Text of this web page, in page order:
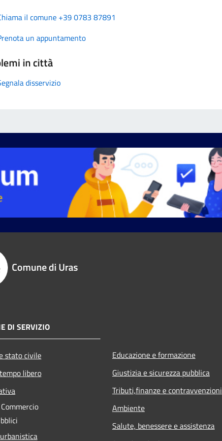
il comune +39 0783 87891
un appuntamento
in città
disservizio
Comune di Uras
DI SERVIZIO
stato civile
libero
Educazione e formazione
Giustizia e sicurezza pubblica
Tributi,finanze e contravvenzioni
Ambiente
Salute, benessere e assistenza